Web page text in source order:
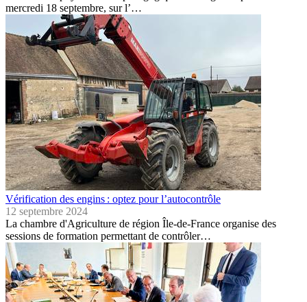
mercredi 18 septembre, sur l’…
Vérification des engins : optez pour l’autocontrôle
12 septembre 2024
La chambre d'Agriculture de région Île-de-France organise des
sessions de formation permettant de contrôler…